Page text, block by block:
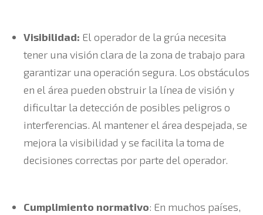
Visibilidad: El operador de la grúa necesita
tener una visión clara de la zona de trabajo para
garantizar una operación segura. Los obstáculos
en el área pueden obstruir la línea de visión y
dificultar la detección de posibles peligros o
interferencias. Al mantener el área despejada, se
mejora la visibilidad y se facilita la toma de
decisiones correctas por parte del operador.
Cumplimiento normativo: En muchos países,